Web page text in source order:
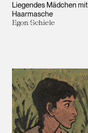
Liegendes Mädchen mit
Haarmasche
Egon Schiele